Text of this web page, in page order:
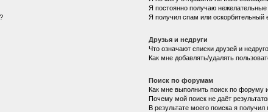
Я постоянно получаю
Я получил спам или оскорбительный
Друзья и недруги
Что означают списки друзей и
Как мне добавлять/удалять
Поиск по форумам
Как мне выполнить поиск по форуму
Почему мой поиск не даёт
В результате моего поиска я получил